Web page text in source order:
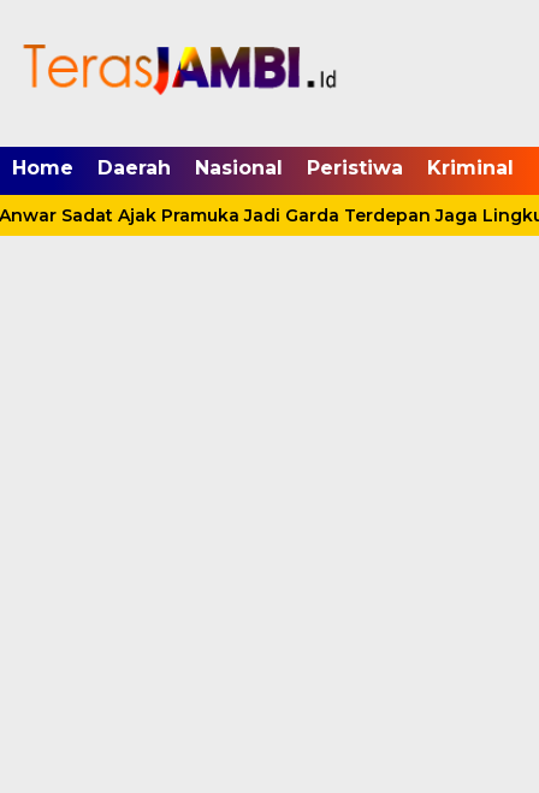
Home Daerah Nasional Peristiwa Kriminal
Sadat Ajak Pramuka Jadi Garda Terdepan Jaga